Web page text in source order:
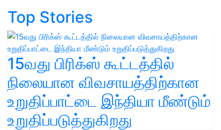
Top Stories
15வது பிரிக்ஸ் கூட்டத்தில்
நிலையான விவசாயத்திற்கான
உறுதிப்பாட்டை இந்தியா மீண்டும்
உறுதிப்படுத்துகிறது